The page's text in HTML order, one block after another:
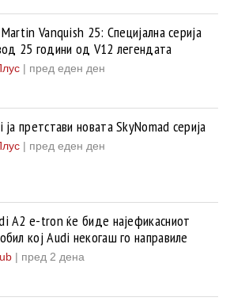
Vanquish 25: Специјална серија
25 години од V12 легендата
| пред еден ден
ja претстави новата SkyNomad серија
| пред еден ден
A2 e-tron ќе биде најефикасниот
кој Audi некогаш го направиле
| пред 2 дена